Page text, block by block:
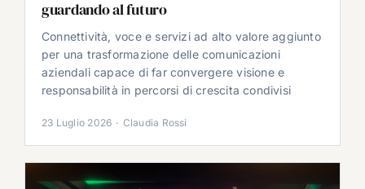
guardando al futuro
Connettività, voce e servizi ad alto valore aggiunto
per una trasformazione delle comunicazioni
aziendali capace di far convergere visione e
responsabilità in percorsi di crescita condivisi
23 Luglio 2026 · Claudia Rossi